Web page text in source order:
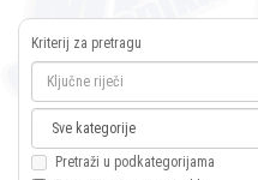
Kriterij za pretragu
Pretraži u podkategorijama